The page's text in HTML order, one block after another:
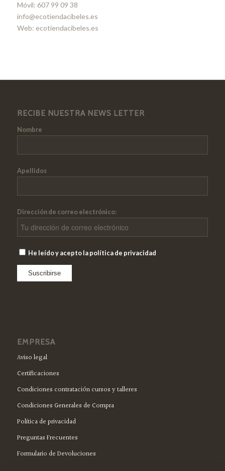
Móvil: 607 99 09 38
info@ecotiendacibeles.es
Web: ecotiendacibeles.es
RECIBE NUESTRA NEWS LETTER
Nombre
Apellidos
Dirección de correo electrónico:
He leído y acepto la política de privacidad
EMPRESA
Aviso legal
Certificaciones
Condiciones contratación cursos y talleres
Condiciones Generales de Compra
Política de privacidad
Preguntas Frecuentes
Formulario de Devoluciones